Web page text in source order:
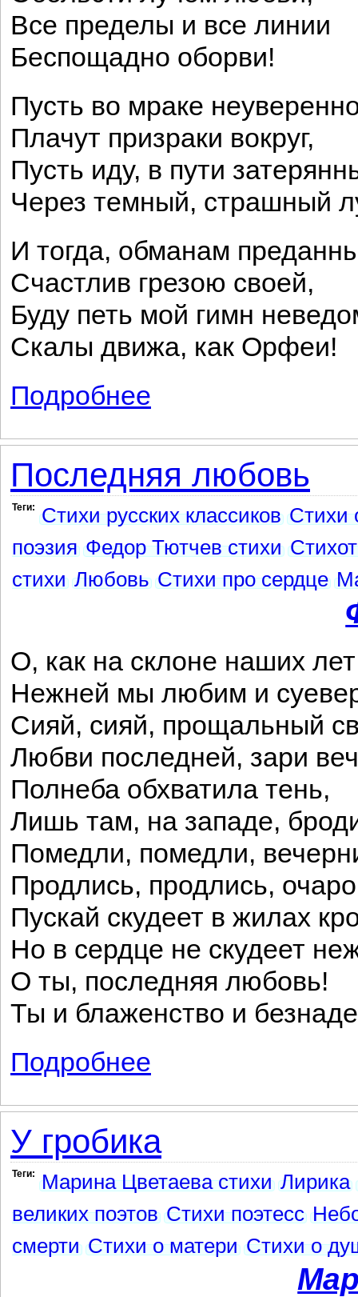
Все пределы и все линии
Беспощадно оборви!
Пусть во мраке
Плачут призраки вокруг,
Пусть иду, в пути
Через темный, страшный
И тогда, обманам
Счастлив грезою своей,
Буду петь мой гимн
Скалы движа, как Орфеи!
Подробнее
Последняя любовь
Теги: Стихи русских классиков Стихи
поэзия Федор Тютчев стихи
стихи Любовь Стихи про сердце
О, как на склоне наших лет
Нежней мы любим и
Сияй, сияй, прощальный
Любви последней, зари
Полнеба обхватила тень,
Лишь там, на западе,
Помедли, помедли,
Продлись, продлись,
Пускай скудеет в жилах
Но в сердце не скудеет
О ты, последняя любовь!
Ты и блаженство и
Подробнее
У гробика
Теги: Марина Цветаева стихи Лирика
великих поэтов Стихи поэтесс
смерти Стихи о матери Стихи о